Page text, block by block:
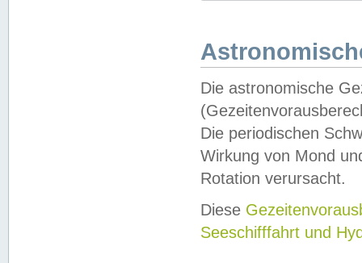
Die astronomische
Die periodischen
Wirkung von Mond
Rotation verursacht.
Diese
Seeschifffahrt und